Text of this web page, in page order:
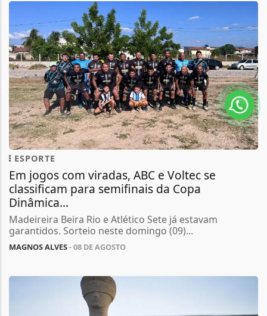
ESPORTE
Em jogos com viradas, ABC e Voltec se
classificam para semifinais da Copa
Dinâmica...
Madeireira Beira Rio e Atlético Sete já estavam
garantidos. Sorteio neste domingo (09)...
MAGNOS ALVES- 08 DE AGOSTO